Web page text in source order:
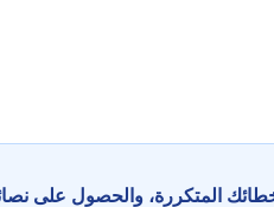
المتكررة، والحصول على